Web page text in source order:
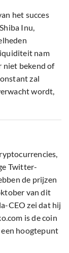
het succes
Inu,
nam
niet bekend of
zal
wordt,
Twitter-
de prijzen
van dit
CEO zei dat hij
is de coin
hoogtepunt